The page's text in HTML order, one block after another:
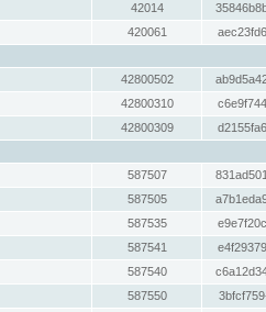
42014
420061
42800502
42800310
42800309
587507
587505
587535
587541
587540
587550